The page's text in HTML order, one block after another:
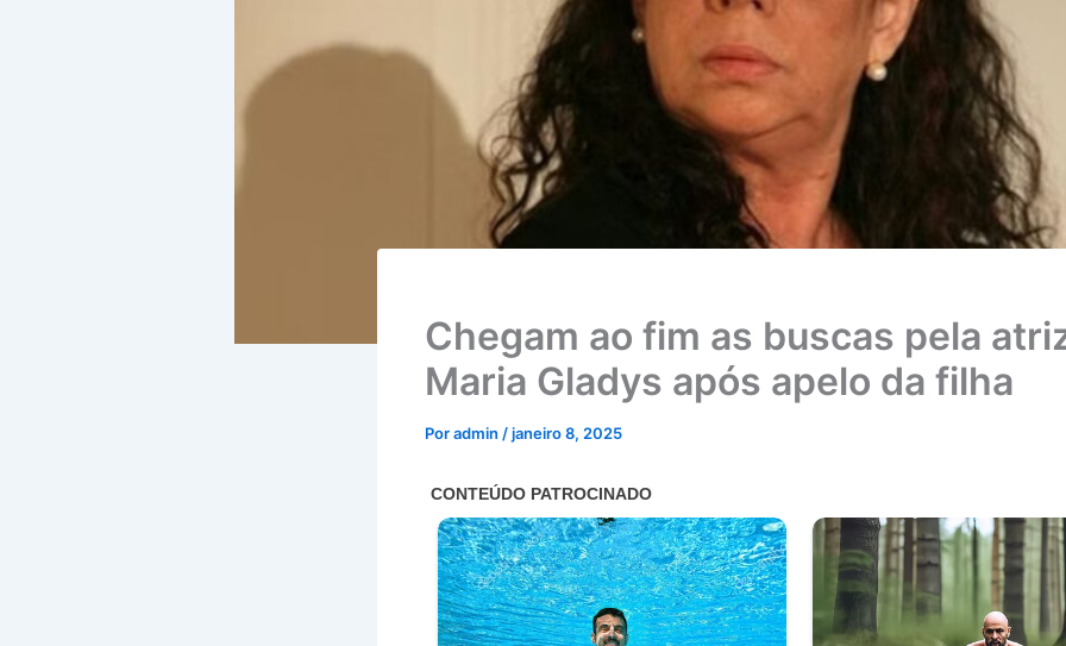
Chegam ao fim as buscas pela
Maria Gladys após apelo da filha
Poradmin /janeiro 8, 2025